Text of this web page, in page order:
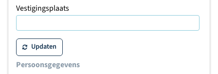
Vestigingsplaats
Updaten
Persoonsgegevens